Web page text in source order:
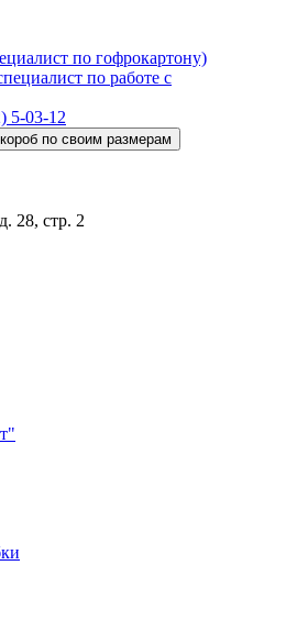
по гофрокартону)
по работе с
5-03-12
по своим размерам
28, стр. 2